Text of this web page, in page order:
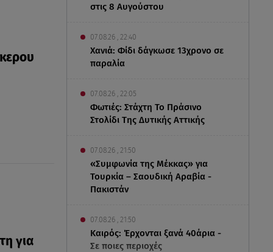
για
στις 8 Αυγούστου
07.08.26 , 22:40
Χανιά: Φίδι δάγκωσε 13χρονο σε
παραλία
07.08.26 , 22:05
Φωτιές: Στάχτη Το Πράσινο
Στολίδι Της Δυτικής Αττικής
07.08.26 , 21:50
«Συμφωνία της Μέκκας» για
Τουρκία – Σαουδική Αραβία -
Πακιστάν
07.08.26 , 21:50
Καιρός: Έρχονται ξανά 40άρια -
Σε ποιες περιοχές